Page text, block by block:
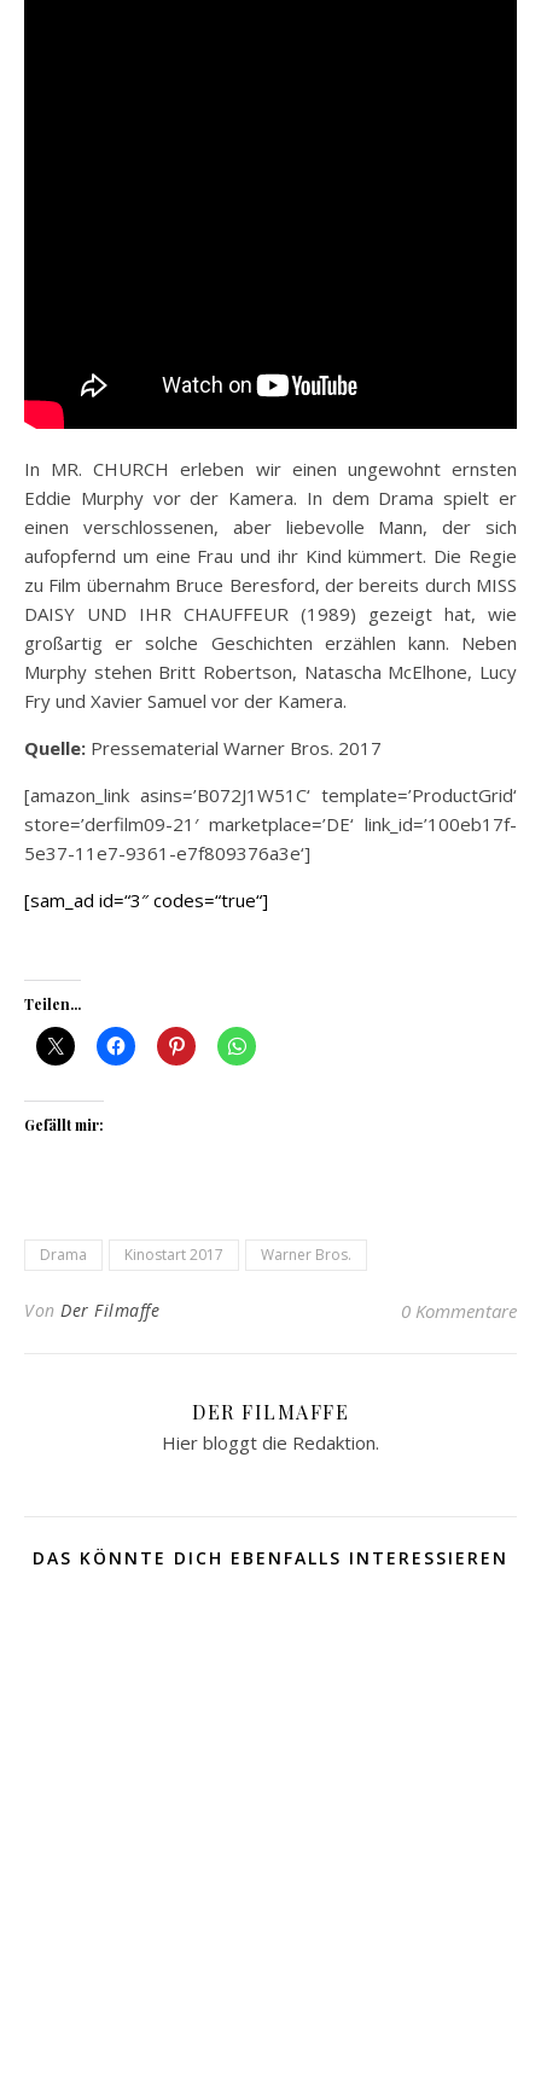
In MR. CHURCH erleben wir einen ungewohnt ernsten
Eddie Murphy vor der Kamera. In dem Drama spielt er
einen verschlossenen, aber liebevolle Mann, der sich
aufopfernd um eine Frau und ihr Kind kümmert. Die Regie
zu Film übernahm Bruce Beresford, der bereits durch MISS
DAISY UND IHR CHAUFFEUR (1989) gezeigt hat, wie
großartig er solche Geschichten erzählen kann. Neben
Murphy stehen Britt Robertson, Natascha McElhone, Lucy
Fry und Xavier Samuel vor der Kamera.
Quelle: Pressematerial Warner Bros. 2017
[amazon_link asins=’B072J1W51C‘ template=’ProductGrid‘
store=’derfilm09-21′ marketplace=’DE‘ link_id=’100eb17f-
5e37-11e7-9361-e7f809376a3e‘]
[sam_ad id=“3″ codes=“true“]
Teilen...
Gefällt mir:
Drama Kinostart 2017 Warner Bros.
Von Der Filmaffe 0 Kommentare
DER FILMAFFE
Hier bloggt die Redaktion.
DAS KÖNNTE DICH EBENFALLS INTERESSIEREN